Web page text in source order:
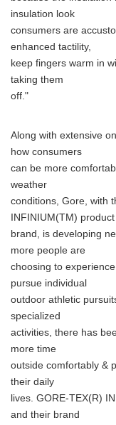
insulation look
consumers are
enhanced tactility,
keep fingers warm in
taking them
off."
Along with extensive
how consumers
can be more
weather
conditions, Gore, with
INFINIUM(TM) product
brand, is developing
more people are
choosing to
pursue individual
outdoor athletic
specialized
activities, there has
more time
outside comfortably &
their daily
lives. GORE-TEX(R)
and their brand